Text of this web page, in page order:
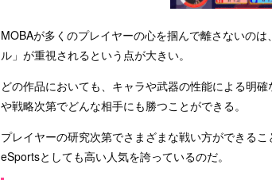
MOBAが多くのプレイヤーの心を掴んで離さないの
ル」が重視されるという点が大きい。
どの作品においても、キャラや武器の性能による明
や戦略次第でどんな相手にも勝つことができる。
プレイヤーの研究次第でさまざまな戦い方ができるこ
eSportsとしても高い人気を誇っているのだ。